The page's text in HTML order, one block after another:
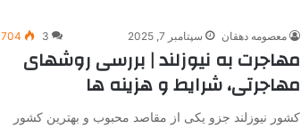
معصومه دهقان سپتامبر 7, 2025 3
704
مهاجرت به نیوزلند | بررسی روشهای
مهاجرتی، شرایط و هزینه ها
کشور نیوزلند جزو یکی از مقاصد محبوب و بهترین کشور